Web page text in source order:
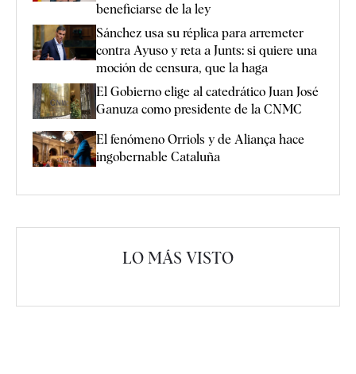
beneficiarse de la ley
Sánchez usa su réplica para arremeter
contra Ayuso y reta a Junts: si quiere una
moción de censura, que la haga
El Gobierno elige al catedrático Juan José
Ganuza como presidente de la CNMC
El fenómeno Orriols y de Aliança hace
ingobernable Cataluña
LO MÁS VISTO